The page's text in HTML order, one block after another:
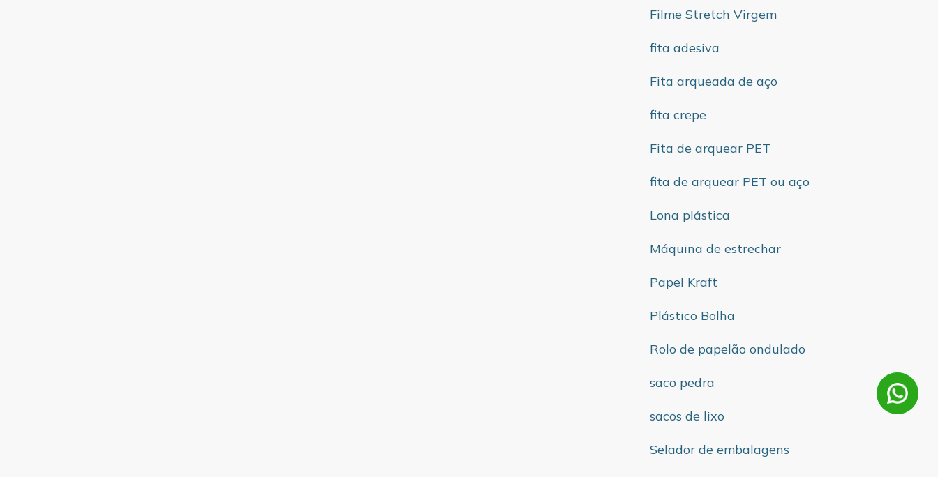
Filme Stretch Virgem
fita adesiva
Fita arqueada de aço
fita crepe
Fita de arquear PET
fita de arquear PET ou aço
Lona plástica
Máquina de estrechar
Papel Kraft
Plástico Bolha
Rolo de papelão ondulado
saco pedra
sacos de lixo
Selador de embalagens